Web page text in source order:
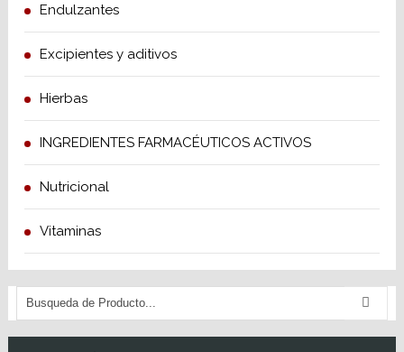
Endulzantes
Excipientes y aditivos
Hierbas
INGREDIENTES FARMACÉUTICOS ACTIVOS
Nutricional
Vitaminas